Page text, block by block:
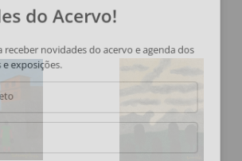
do Acervo!
receber novidades do acervo e agenda dos
exposições.